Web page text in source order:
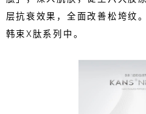
层抗衰效果，全面改善松垮纹
韩束X肽系列中。